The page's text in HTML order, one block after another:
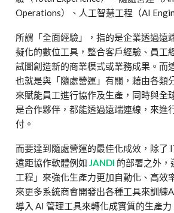
Operations）、人工智慧工程（AI
所謂「全面經驗」，指的是企業透過遠
擬化的數位工具，整合客戶經驗、員工
試圖創造新的商業模式或業務成果。而
也就是與「隨處營運」有關，藉由各類
來賦能員工進行協作及生產，同時與全
是合作夥伴，都能透過遠端連線，來進
付。
而要達到隨處營運的最佳化成效，除了
遠距協作軟體例如 JANDI 的部署之外，
工程」來強化生產力更加自動化、高效
來更多系統商會開發出各種工具來訓練
導入 AI 管理工具來轉化成實質的生產